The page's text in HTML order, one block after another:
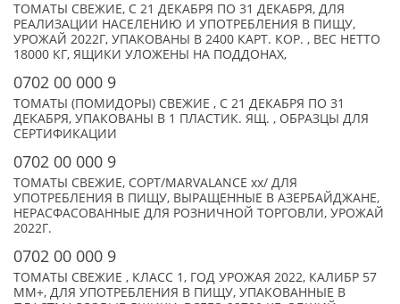
ТОМАТЫ СВЕЖИЕ, С 21 ДЕКАБРЯ ПО 31 ДЕКАБРЯ, ДЛЯ
РЕАЛИЗАЦИИ НАСЕЛЕНИЮ И УПОТРЕБЛЕНИЯ В ПИЩУ,
УРОЖАЙ 2022Г, УПАКОВАНЫ В 2400 КАРТ. КОР. , ВЕС НЕТТО
18000 КГ, ЯЩИКИ УЛОЖЕНЫ НА ПОДДОНАХ,
0702 00 000 9
ТОМАТЫ (ПОМИДОРЫ) СВЕЖИЕ , С 21 ДЕКАБРЯ ПО 31
ДЕКАБРЯ, УПАКОВАНЫ В 1 ПЛАСТИК. ЯЩ. , ОБРАЗЦЫ ДЛЯ
СЕРТИФИКАЦИИ
0702 00 000 9
ТОМАТЫ СВЕЖИЕ, СОРТ/MARVALANCE xx/ ДЛЯ
УПОТРЕБЛЕНИЯ В ПИЩУ, ВЫРАЩЕННЫЕ В АЗЕРБАЙДЖАНЕ,
НЕРАСФАСОВАННЫЕ ДЛЯ РОЗНИЧНОЙ ТОРГОВЛИ, УРОЖАЙ
2022Г.
0702 00 000 9
ТОМАТЫ СВЕЖИЕ , КЛАСС 1, ГОД УРОЖАЯ 2022, КАЛИБР 57
ММ+, ДЛЯ УПОТРЕБЛЕНИЯ В ПИЩУ, УПАКОВАННЫЕ В